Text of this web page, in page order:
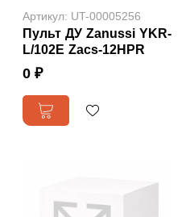
Артикул: UT-00005256
Пульт ДУ Zanussi YKR-
L/102E Zacs-12HPR
0 ₽